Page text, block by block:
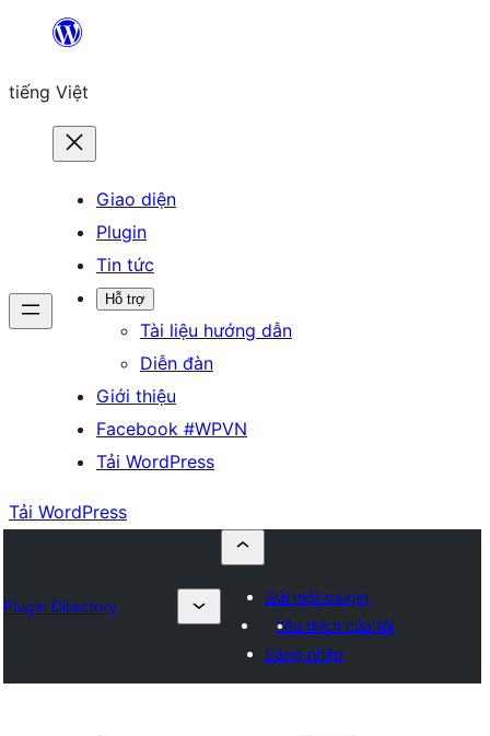
Chuyển
phần
tiếng Việt
Giao diện
Plugin
Tin tức
Hỗ trợ
Tài liệu hướng dẫn
Diễn đàn
Giới thiệu
Facebook #WPVN
Tải WordPress
Tải WordPress
Plugin Directory
Gửi một plugin
Yêu thích của tôi
Đăng nhập